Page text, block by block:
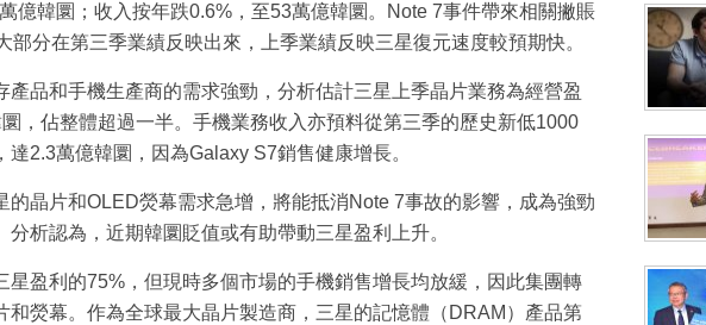
億韓圜；收入按年跌0.6%，至53萬億韓圜。Note 7事件帶來相關撇賬
部分在第三季業績反映出來，上季業績反映三星復元速度較預期快。
產品和手機生產商的需求強勁，分析估計三星上季晶片業務為經營盈
，佔整體超過一半。手機業務收入亦預料從第三季的歷史新低1000
達2.3萬億韓圜，因為Galaxy S7銷售健康增長。
的晶片和OLED熒幕需求急增，將能抵消Note 7事故的影響，成為強勁
分析認為，近期韓圜貶值或有助帶動三星盈利上升。
星盈利的75%，但現時多個市場的手機銷售增長均放緩，因此集團轉
和熒幕。作為全球最大晶片製造商，三星的記憶體（DRAM）產品第